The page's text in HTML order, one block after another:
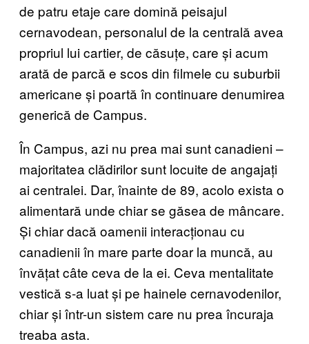
de patru etaje care domină peisajul
cernavodean, personalul de la centrală avea
propriul lui cartier, de căsuțe, care și acum
arată de parcă e scos din filmele cu suburbii
americane și poartă în continuare denumirea
generică de Campus.
În Campus, azi nu prea mai sunt canadieni –
majoritatea clădirilor sunt locuite de angajați
ai centralei. Dar, înainte de 89, acolo exista o
alimentară unde chiar se găsea de mâncare.
Și chiar dacă oamenii interacționau cu
canadienii în mare parte doar la muncă, au
învățat câte ceva de la ei. Ceva mentalitate
vestică s-a luat și pe hainele cernavodenilor,
chiar și într-un sistem care nu prea încuraja
treaba asta.